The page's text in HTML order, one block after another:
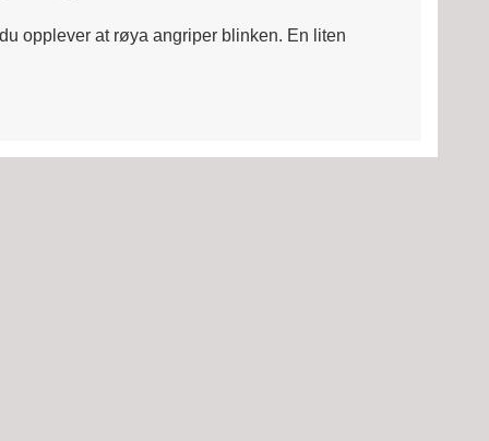
opplever at røya angriper blinken. En liten